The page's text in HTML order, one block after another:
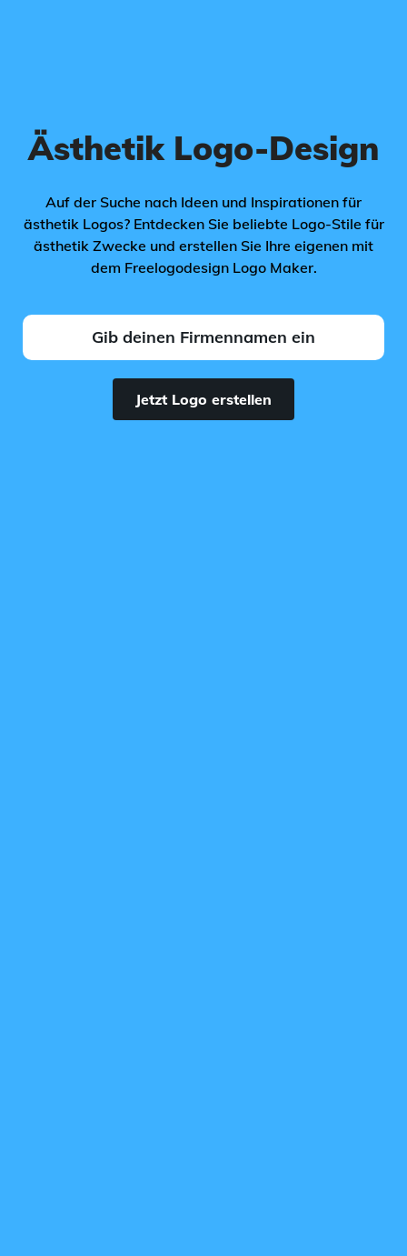
Ästhetik Logo-Design
Auf der Suche nach Ideen und Inspirationen für
ästhetik Logos? Entdecken Sie beliebte Logo-Stile für
ästhetik Zwecke und erstellen Sie Ihre eigenen mit
dem Freelogodesign Logo Maker.
Jetzt Logo erstellen